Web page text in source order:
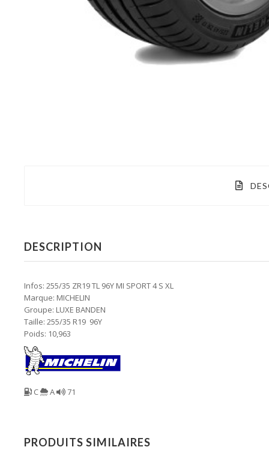
DESCRIPTION
Infos: 255/35 ZR19 TL 96Y MI SPORT 4 S XL
Marque: MICHELIN
Groupe: LUXE BANDEN
Taille: 255/35 R19 96Y
Poids: 10,963
C A 71
PRODUITS SIMILAIRES